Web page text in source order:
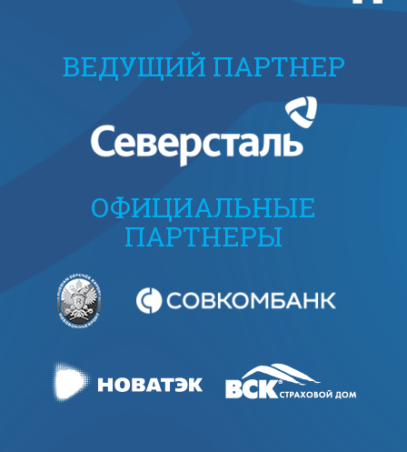
ВЕДУЩИЙ ПАРТНЕР
ОФИЦИАЛЬНЫЕ
ПАРТНЕРЫ